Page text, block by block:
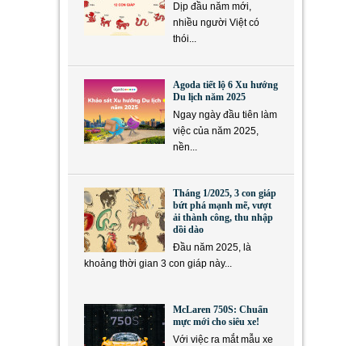
Dịp đầu năm mới,
nhiều người Việt có
thói...
Agoda tiết lộ 6 Xu hướng
Du lịch năm 2025
Ngay ngày đầu tiên làm
việc của năm 2025,
nền...
Tháng 1/2025, 3 con giáp
bứt phá mạnh mẽ, vượt
ải thành công, thu nhập
dồi dào
Đầu năm 2025, là
khoảng thời gian 3 con giáp này...
McLaren 750S: Chuẩn
mực mới cho siêu xe!
Với việc ra mắt mẫu xe